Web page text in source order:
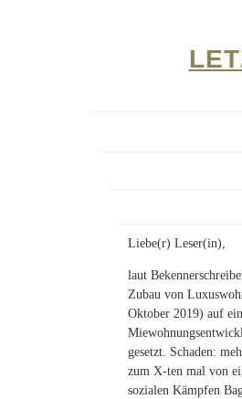
Liebe(r) Leser(in),
laut
Zubau von
Oktober 2019) auf
gesetzt. Schaden:
zum X-ten mal von
sozialen Kämpfen